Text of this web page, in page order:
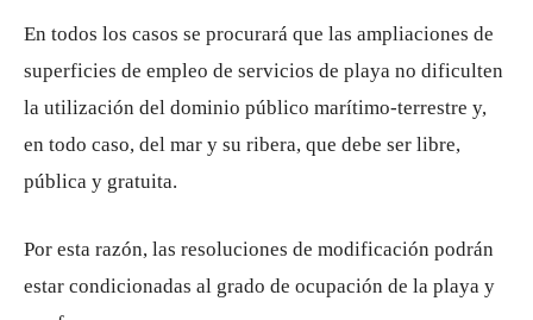
En todos los casos se procurará que las ampliaciones de
superficies de empleo de servicios de playa no dificulten
la utilización del dominio público marítimo-terrestre y,
en todo caso, del mar y su ribera, que debe ser libre,
pública y gratuita.
Por esta razón, las resoluciones de modificación podrán
estar condicionadas al grado de ocupación de la playa y